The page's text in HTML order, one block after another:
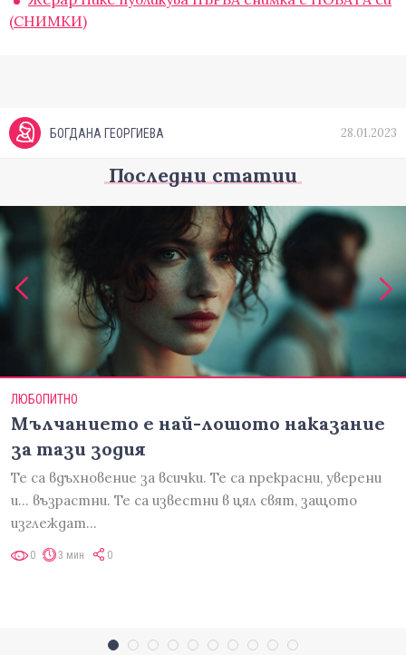
(СНИМКИ)
БОГДАНА ГЕОРГИЕВА 28.01.2023
Последни статии
ЛЮБОПИТНО
Мълчанието е най-лошото наказание
за тази зодия
Те са вдъхновение за всички. Те са прекрасни, уверени
и... възрастни. Те са известни в цял свят, защото
изглеждат…
0 3 мин 0